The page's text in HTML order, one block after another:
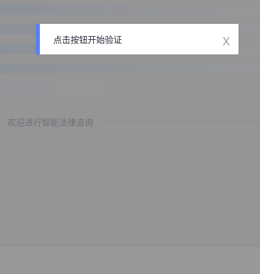
欢迎进行智能法律咨询
点击按钮开始验证 x